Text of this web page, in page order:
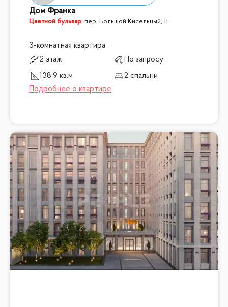
Дом Франка
Цветной бульвар,пер. Большой Кисельный, 11
3-комнатная квартира
2 этаж
По запросу
138.9 кв.м
2 спальни